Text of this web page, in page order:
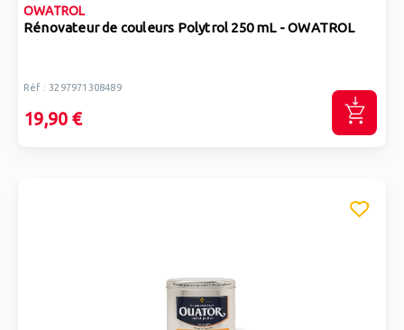
OWATROL
Rénovateur de couleurs Polytrol 250 mL - OWATROL
Réf : 3297971308489
19,90 €